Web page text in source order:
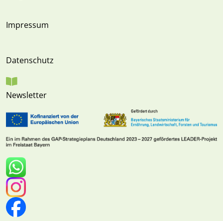
Impressum
Datenschutz
Newsletter